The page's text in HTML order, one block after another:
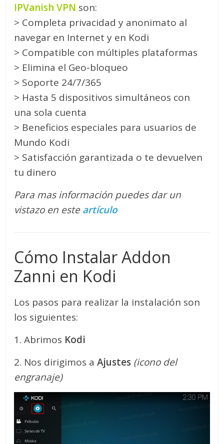
IPVanish VPN son:
> Completa privacidad y anonimato al
navegar en Internet y en Kodi
> Compatible con múltiples plataformas
> Elimina el Geo-bloqueo
> Soporte 24/7/365
> Hasta 5 dispositivos simultáneos con
una sola cuenta
> Beneficios especiales para usuarios de
Mundo Kodi
> Satisfacción garantizada o te devuelven
tu dinero
Para mas información puedes dar un
vistazo en esteartículo
Cómo Instalar Addon
Zanni en Kodi
Los pasos para realizar la instalación son
los siguientes:
1. Abrimos Kodi
2. Nos dirigimos aAjustes (icono del
engranaje)